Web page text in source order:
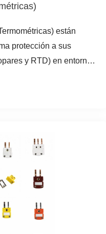
están
protección a sus
y RTD) en entornos
con materiales de alta
aleaciones exóticas,
y rápidas sin
termopozo roscado,
específicas de su